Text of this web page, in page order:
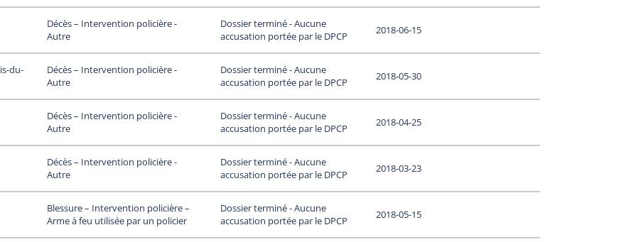
Décès – Intervention policière -
Autre
Dossier terminé - Aucune
accusation portée par le DPCP
2018-06-15
du-
Décès – Intervention policière -
Autre
Dossier terminé - Aucune
accusation portée par le DPCP
2018-05-30
Décès – Intervention policière -
Autre
Dossier terminé - Aucune
accusation portée par le DPCP
2018-04-25
Décès – Intervention policière -
Autre
Dossier terminé - Aucune
accusation portée par le DPCP
2018-03-23
Blessure – Intervention policière –
Arme à feu utilisée par un policier
Dossier terminé - Aucune
accusation portée par le DPCP
2018-05-15